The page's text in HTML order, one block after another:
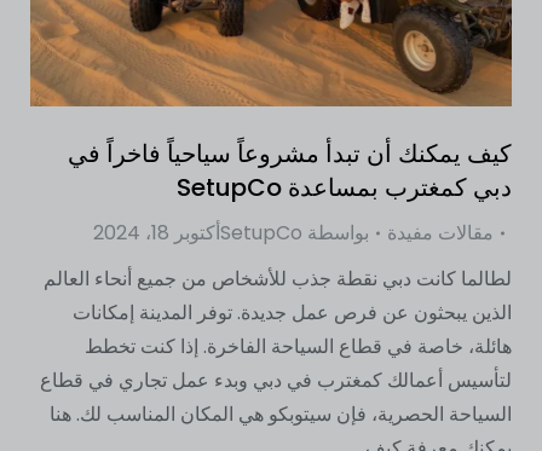
كيف يمكنك أن تبدأ مشروعاً سياحياً فاخراً في
دبي كمغترب بمساعدة SetupCo
مقالات مفيدة بواسطة SetupCoأكتوبر 18، 2024
لطالما كانت دبي نقطة جذب للأشخاص من جميع أنحاء العالم
الذين يبحثون عن فرص عمل جديدة. توفر المدينة إمكانات
هائلة، خاصة في قطاع السياحة الفاخرة. إذا كنت تخطط
لتأسيس أعمالك كمغترب في دبي وبدء عمل تجاري في قطاع
السياحة الحصرية، فإن سيتوبكو هي المكان المناسب لك. هنا